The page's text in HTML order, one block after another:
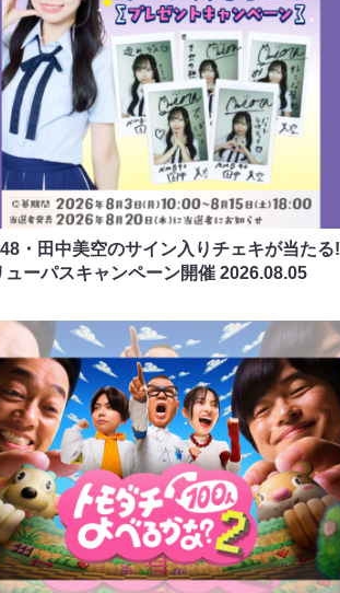
・田中美空のサイン入りチェキが当たる!
ューパスキャンペーン開催2026.08.05